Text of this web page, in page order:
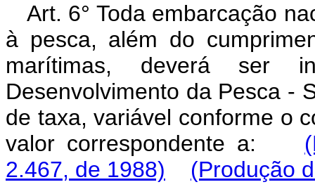
Art. 6° Toda embarcação
à pesca, além do
marítimas, deverá ser
Desenvolvimento da Pesca -
de taxa, variável conforme o
valor correspondente a:
2.467, de 1988)
(Produção